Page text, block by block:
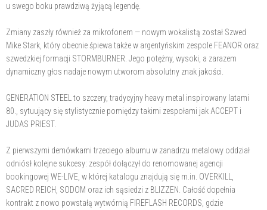
u swego boku prawdziwą żyjącą legendę.
Zmiany zaszły również za mikrofonem — nowym wokalistą został Szwed
Mike Stark, który obecnie śpiewa także w argentyńskim zespole FEANOR oraz
szwedzkiej formacji STORMBURNER. Jego potężny, wysoki, a zarazem
dynamiczny głos nadaje nowym utworom absolutny znak jakości.
GENERATION STEEL to szczery, tradycyjny heavy metal inspirowany latami
80., sytuujący się stylistycznie pomiędzy takimi zespołami jak ACCEPT i
JUDAS PRIEST.
Z pierwszymi demówkami trzeciego albumu w zanadrzu metalowy oddział
odniósł kolejne sukcesy: zespół dołączył do renomowanej agencji
bookingowej WE-LIVE, w której katalogu znajdują się m.in. OVERKILL,
SACRED REICH, SODOM oraz ich sąsiedzi z BLIZZEN. Całość dopełnia
kontrakt z nowo powstałą wytwórnią FIREFLASH RECORDS, gdzie